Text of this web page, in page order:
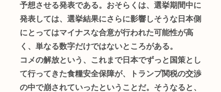
予想させる発表である。おそらくは、選挙期間中に
発表しては、選挙結果にさらに影響しそうな日本側
にとってはマイナスな合意が行われた可能性が高
く、単なる数字だけではないところがある。
コメの解放という、これまで日本でずっと国策とし
て行ってきた食糧安全保障が、トランプ関税の交渉
の中で崩されていったということだ。そうなると、